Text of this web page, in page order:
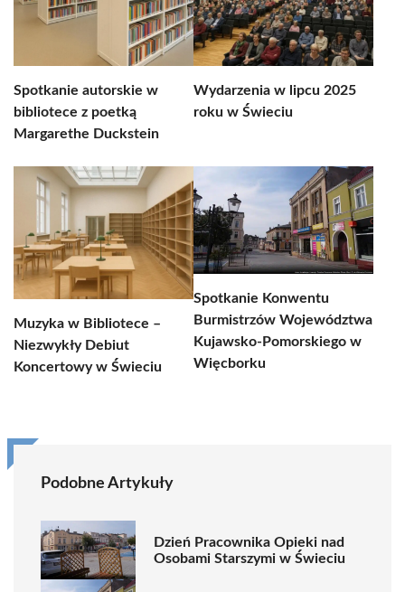
Spotkanie autorskie w
bibliotece z poetką
Margarethe Duckstein
Wydarzenia w lipcu 2025
roku w Świeciu
Muzyka w Bibliotece –
Niezwykły Debiut
Koncertowy w Świeciu
Spotkanie Konwentu
Burmistrzów Województwa
Kujawsko-Pomorskiego w
Więcborku
Podobne Artykuły
Dzień Pracownika Opieki nad
Osobami Starszymi w Świeciu